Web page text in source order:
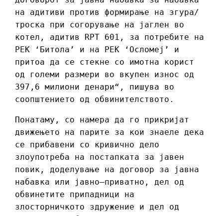
на адитиви против формирање на згура/
троска при согорување на јаглен во
котел, адитив RPT 601, за потребите на
РЕК ‘Битола’ и на РЕК ‘Осломеј’ и
притоа да се стекне со имотна корист
од големи размери во вкупен износ од
397,6 милиони денари“, пишува во
соопштението од обвинителството.
Понатаму, со намера да го прикријат
движењето на парите за кои знаеле дека
се прибавени со кривично дело
злоупотреба на постапката за јавен
повик, доделување на договор за јавна
набавка или јавно–приватно, дел од
обвинетите припадници на
злосторничкото здружение и дел од